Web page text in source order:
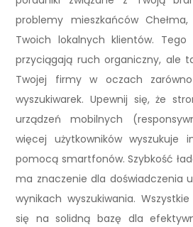
problemy mieszkańców
Twoich lokalnych klientów.
przyciągają ruch organiczny, ale
Twojej firmy w oczach
wyszukiwarek. Upewnij się, że
urządzeń mobilnych
więcej użytkowników wyszukuje
pomocą smartfonów. Szybkość
ma znaczenie dla doświadczenia
wynikach wyszukiwania.
się na solidną bazę dla